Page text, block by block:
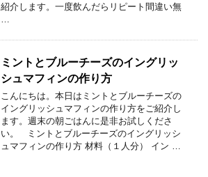
紹介します。一度飲んだらリピート間違い無
…
ミントとブルーチーズのイングリッ
シュマフィンの作り方
こんにちは。本日はミントとブルーチーズの
イングリッシュマフィンの作り方をご紹介し
ます。週末の朝ごはんに是非お試しくださ
い。 ミントとブルーチーズのイングリッシ
ュマフィンの作り方 材料（１人分） イン …